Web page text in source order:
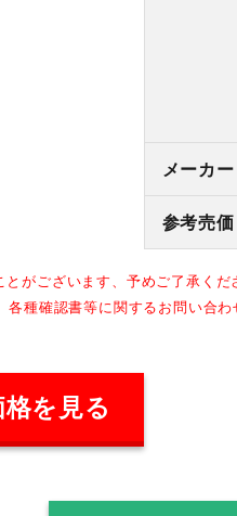
メーカー
参考売価
がございます、予めご了承くだ
種確認書等に関するお問い合
を見る